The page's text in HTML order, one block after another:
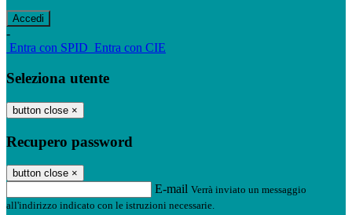
-
Entra con SPID Entra con CIE
Seleziona utente
button close ×
Recupero password
button close ×
E-mail Verrà inviato un messaggio
all'indirizzo indicato con le istruzioni necessarie.